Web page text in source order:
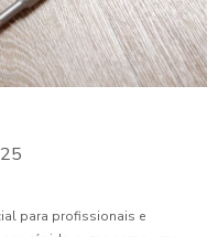
para profissionais e